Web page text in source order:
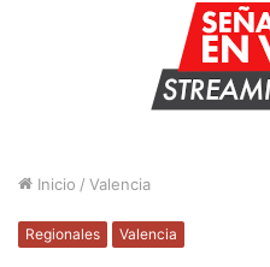
Inicio / Valencia
Regionales Valencia